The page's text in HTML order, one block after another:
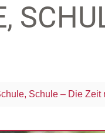
Schule – Die Zeit